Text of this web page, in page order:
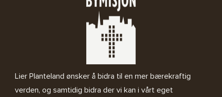
Lier Planteland ønsker å bidra til en mer bærekraftig
verden, og samtidig bidra der vi kan i vårt eget